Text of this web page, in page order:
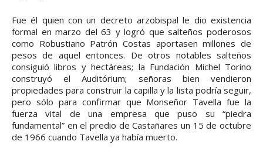
Fue él quien con un decreto arzobispal le dio existencia
formal en marzo del 63 y logró que salteños poderosos
como Robustiano Patrón Costas aportasen millones de
pesos de aquel entonces. De otros notables salteños
consiguió libros y hectáreas; la Fundación Michel Torino
construyó el Auditórium; señoras bien vendieron
propiedades para construir la capilla y la lista podría seguir,
pero sólo para confirmar que Monseñor Tavella fue la
fuerza vital de una empresa que puso su “piedra
fundamental” en el predio de Castañares un 15 de octubre
de 1966 cuando Tavella ya había muerto.